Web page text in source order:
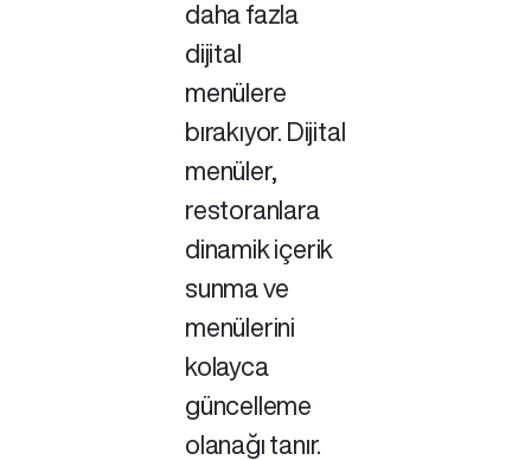
daha fazla
dijital
menülere
bırakıyor. Dijital
menüler,
restoranlara
dinamik içerik
sunma ve
menülerini
kolayca
güncelleme
olanağı tanır.